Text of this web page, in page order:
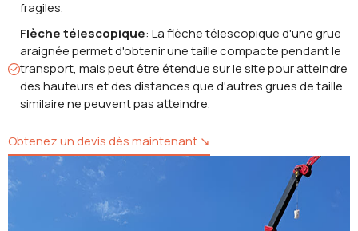
fragiles.
Flèche télescopique: La flèche télescopique d'une grue
araignée permet d'obtenir une taille compacte pendant le
transport, mais peut être étendue sur le site pour atteindre
des hauteurs et des distances que d'autres grues de taille
similaire ne peuvent pas atteindre.
Obtenez un devis dès maintenant ↘